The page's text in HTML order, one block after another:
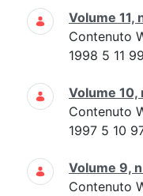
Volume 11,
Contenuto
1998 5 11
Volume 10,
Contenuto
1997 5 10
Volume 9,
Contenuto